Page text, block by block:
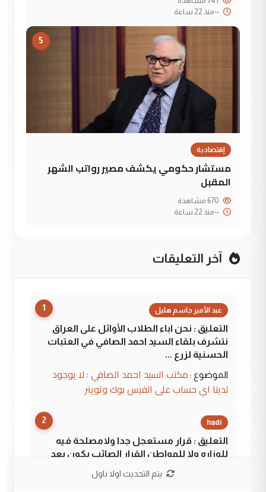
--منذ 22 ساعة
5
إقتصادية
مستشار حكومي يكشف مصير رواتب الشهر
المقبل
--منذ 22 ساعة
آخر التعليقات
1 عبد الأمير جاسم هليل
التعليق : نحن اباء الطلاب الأوائل على العراق
نتشرف بلقاء السيد احمد الصافي في العتبات
الحسنية لزرع ...
الموضوع : مكتب السيد احمد الصافي : لا يوجود
لدينا اي حساب على الفيس بوك وتويتر
2 hadi
التعليق : قرار مستعجل جدا ولامصلحة فيه
للوزاره ولا للمواطن القرار الصائب يكون بعد
يتم التحديث اولا باول